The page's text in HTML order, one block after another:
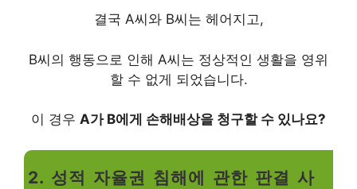
결국 A씨와 B씨는 헤어지고,
B씨의 행동으로 인해 A씨는 정상적인 생활을 영위
할 수 없게 되었습니다.
이 경우 A가 B에게 손해배상을 청구할 수 있나요?
2. 성적 자율권 침해에 관한 판결 사